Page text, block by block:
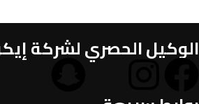
الوكيل الحصري لشركة